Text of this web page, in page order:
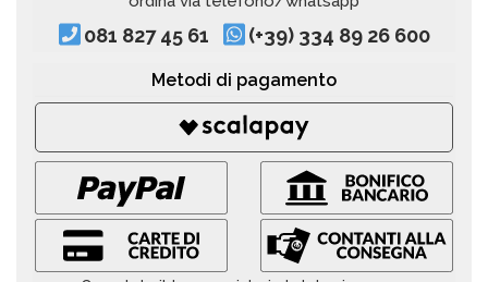
081 827 45 61 (+39) 334 89 26 600
Metodi di pagamento